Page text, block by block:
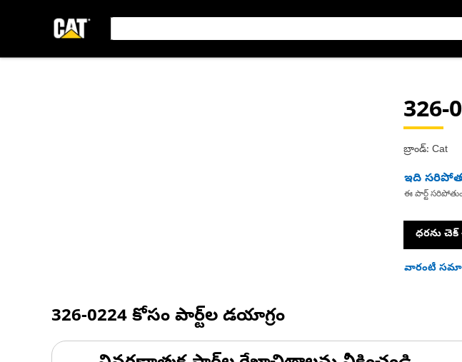
326-
బ్రాండ్: Cat
ఇది
ఈ పార్ట్
ధరను
వారంటీ
326-0224 కోసం పార్ట్‌ల డయాగ్రం